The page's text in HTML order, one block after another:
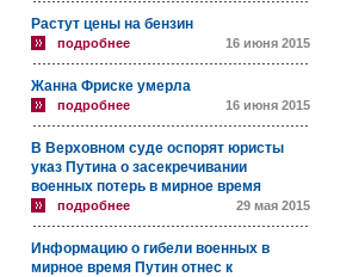
Растут цены на бензин
подробнее 16 июня 2015
Жанна Фриске умерла
подробнее 16 июня 2015
В Верховном суде оспорят юристы
указ Путина о засекречивании
военных потерь в мирное время
подробнее 29 мая 2015
Информацию о гибели военных в
мирное время Путин отнес к